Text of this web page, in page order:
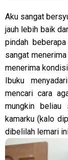
Aku sangat
jauh lebih baik
pindah
sangat
menerima
Ibuku
mencari cara
mungkin beliau
kamarku (kalo
dibelilah lemari